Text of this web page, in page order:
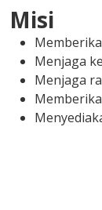
Misi
Menjaga
Menjaga